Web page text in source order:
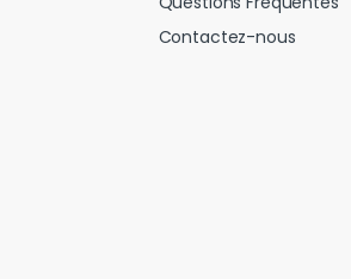
Contactez-nous